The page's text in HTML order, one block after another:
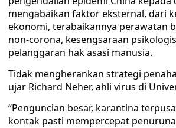
mengabaikan faktor eksternal, dari
ekonomi, terabaikannya perawatan
non-corona, kesengsaraan
pelanggaran hak asasi manusia.
Tidak mengherankan strategi
ujar Richard Neher, ahli virus di
“Penguncian besar, karantina
kontak pasti mempercepat